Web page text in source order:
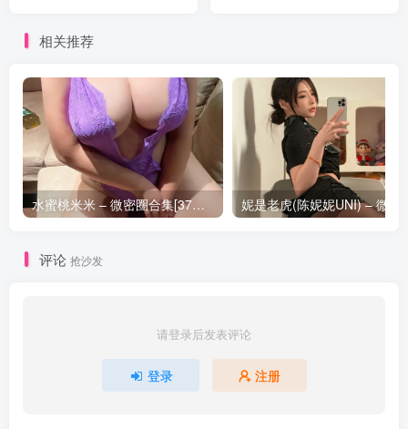
相关推荐
水蜜桃米米 – 微密圈合集[37套-2024.11]
评论 抢沙发
请登录后发表评论
登录 注册